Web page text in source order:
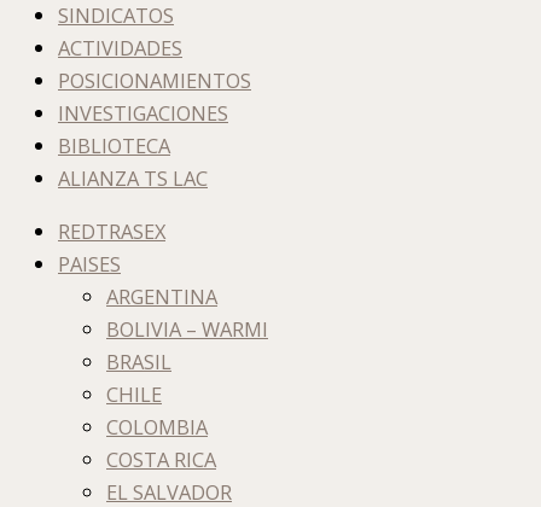
SINDICATOS
ACTIVIDADES
POSICIONAMIENTOS
INVESTIGACIONES
BIBLIOTECA
ALIANZA TS LAC
REDTRASEX
PAISES
ARGENTINA
BOLIVIA – WARMI
BRASIL
CHILE
COLOMBIA
COSTA RICA
EL SALVADOR